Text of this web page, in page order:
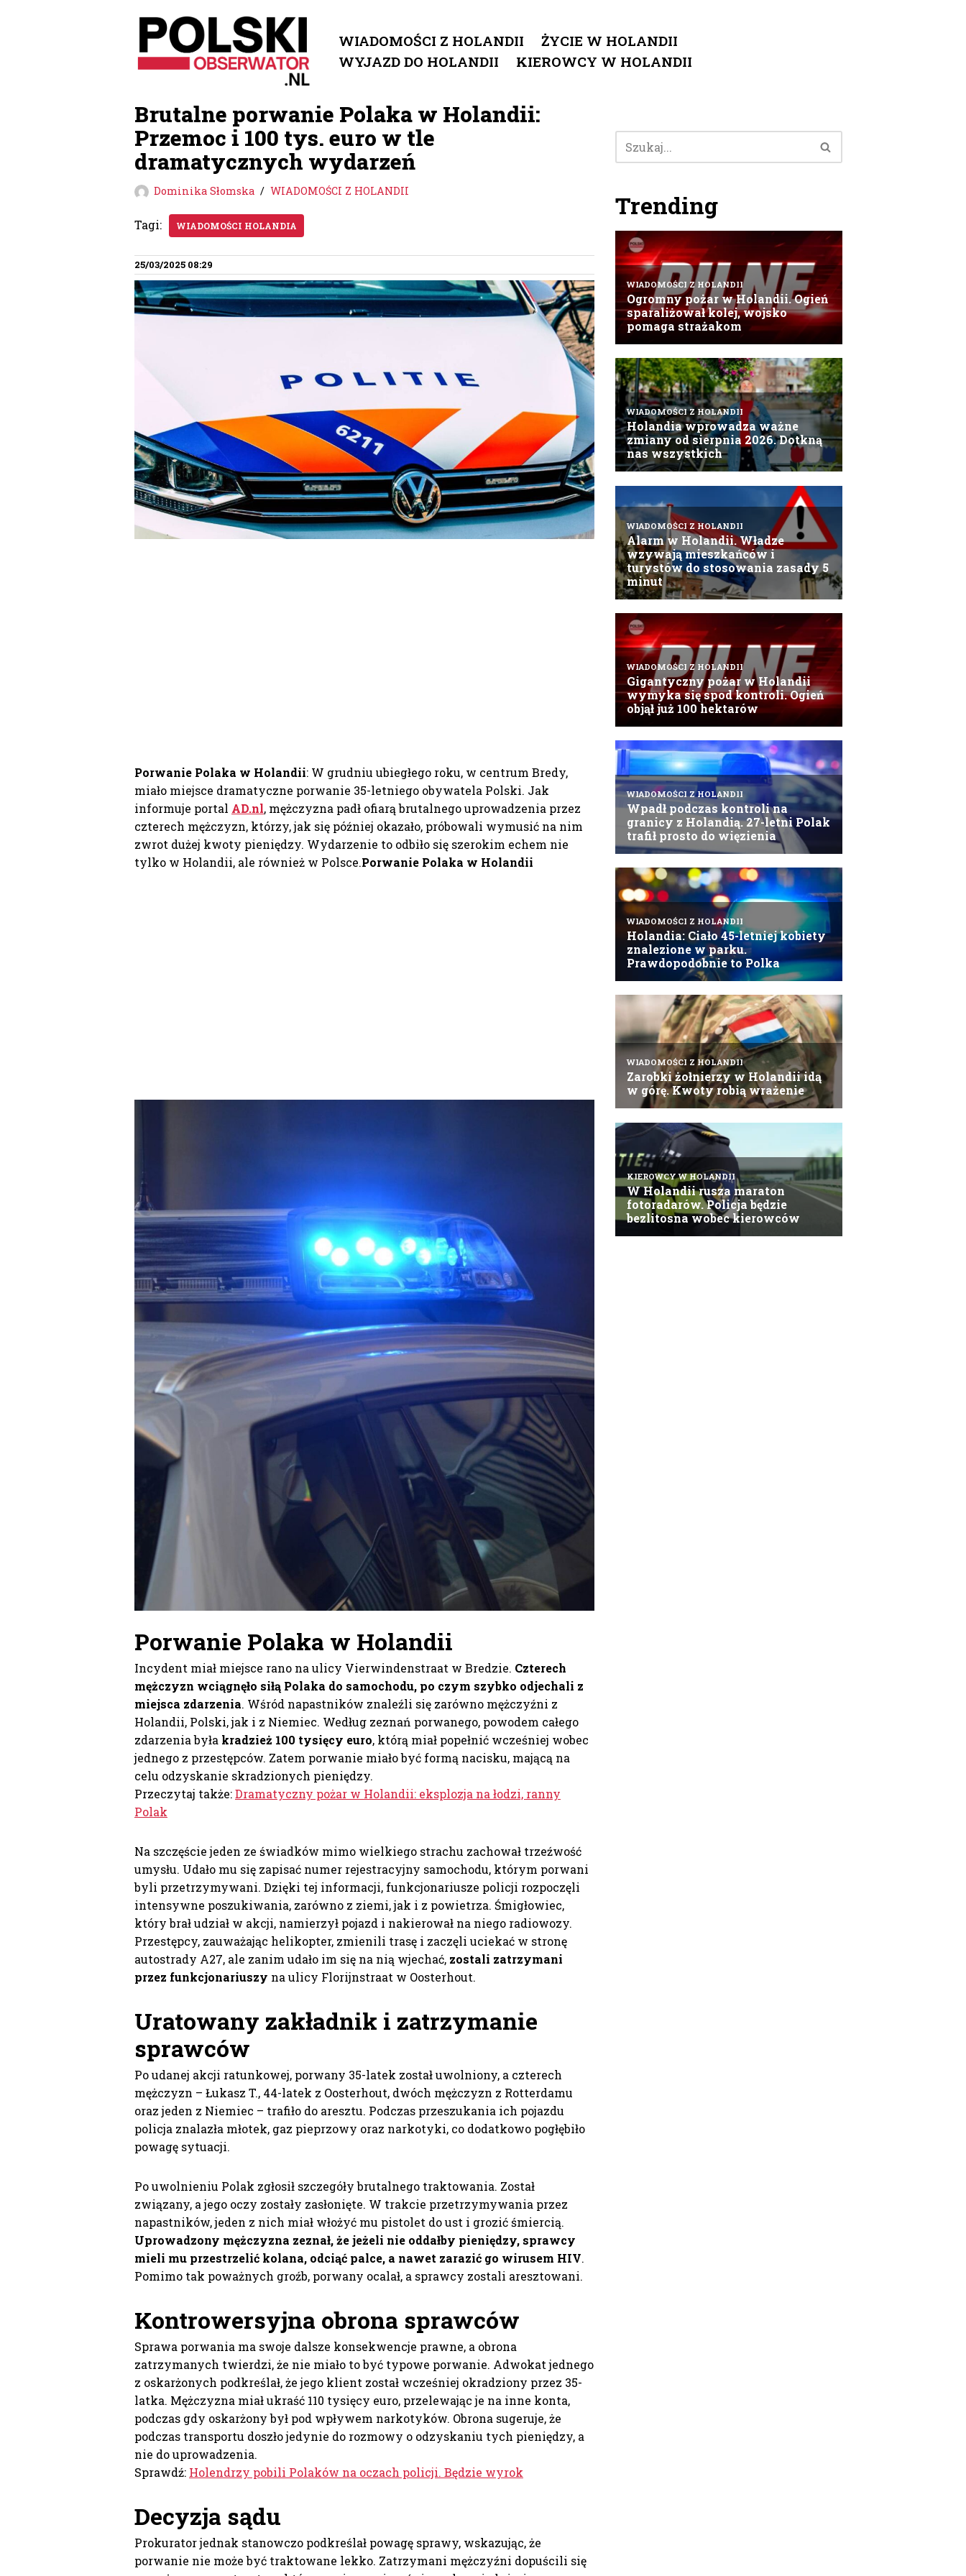
Przejdź
do
WIADOMOŚCI Z HOLANDII
ŻYCIE W HOLANDII
WYJAZD DO HOLANDII
KIEROWCY W HOLANDII
Brutalne porwanie Polaka w Holandii:
Przemoc i 100 tys. euro w tle
dramatycznych wydarzeń
Dominika Słomska WIADOMOŚCI Z HOLANDII
Tagi: WIADOMOŚCI HOLANDIA
25/03/2025 08:29
Porwanie Polaka w Holandii: W grudniu ubiegłego roku, w centrum Bredy,
miało miejsce dramatyczne porwanie 35-letniego obywatela Polski. Jak
informuje portal AD.nl, mężczyzna padł ofiarą brutalnego uprowadzenia przez
czterech mężczyzn, którzy, jak się później okazało, próbowali wymusić na nim
zwrot dużej kwoty pieniędzy. Wydarzenie to odbiło się szerokim echem nie
tylko w Holandii, ale również w Polsce.Porwanie Polaka w Holandii
Porwanie Polaka w Holandii
Incydent miał miejsce rano na ulicy Vierwindenstraat w Bredzie. Czterech
mężczyzn wciągnęło siłą Polaka do samochodu, po czym szybko odjechali z
miejsca zdarzenia. Wśród napastników znaleźli się zarówno mężczyźni z
Holandii, Polski, jak i z Niemiec. Według zeznań porwanego, powodem całego
zdarzenia była kradzież 100 tysięcy euro, którą miał popełnić wcześniej wobec
jednego z przestępców. Zatem porwanie miało być formą nacisku, mającą na
celu odzyskanie skradzionych pieniędzy.
Przeczytaj także:Dramatyczny pożar w Holandii: eksplozja na łodzi, ranny
Polak
Na szczęście jeden ze świadków mimo wielkiego strachu zachował trzeźwość
umysłu. Udało mu się zapisać numer rejestracyjny samochodu, którym porwani
byli przetrzymywani. Dzięki tej informacji, funkcjonariusze policji rozpoczęli
intensywne poszukiwania, zarówno z ziemi, jak i z powietrza. Śmigłowiec,
który brał udział w akcji, namierzył pojazd i nakierował na niego radiowozy.
Przestępcy, zauważając helikopter, zmienili trasę i zaczęli uciekać w stronę
autostrady A27, ale zanim udało im się na nią wjechać, zostali zatrzymani
przez funkcjonariuszy na ulicy Florijnstraat w Oosterhout.
Uratowany zakładnik i zatrzymanie
sprawców
Po udanej akcji ratunkowej, porwany 35-latek został uwolniony, a czterech
mężczyzn – Łukasz T., 44-latek z Oosterhout, dwóch mężczyzn z Rotterdamu
oraz jeden z Niemiec – trafiło do aresztu. Podczas przeszukania ich pojazdu
policja znalazła młotek, gaz pieprzowy oraz narkotyki, co dodatkowo pogłębiło
powagę sytuacji.
Po uwolnieniu Polak zgłosił szczegóły brutalnego traktowania. Został
związany, a jego oczy zostały zasłonięte. W trakcie przetrzymywania przez
napastników, jeden z nich miał włożyć mu pistolet do ust i grozić śmiercią.
Uprowadzony mężczyzna zeznał, że jeżeli nie oddałby pieniędzy, sprawcy
mieli mu przestrzelić kolana, odciąć palce, a nawet zarazić go wirusem HIV.
Pomimo tak poważnych groźb, porwany ocalał, a sprawcy zostali aresztowani.
Kontrowersyjna obrona sprawców
Sprawa porwania ma swoje dalsze konsekwencje prawne, a obrona
zatrzymanych twierdzi, że nie miało to być typowe porwanie. Adwokat jednego
z oskarżonych podkreślał, że jego klient został wcześniej okradziony przez 35-
latka. Mężczyzna miał ukraść 110 tysięcy euro, przelewając je na inne konta,
podczas gdy oskarżony był pod wpływem narkotyków. Obrona sugeruje, że
podczas transportu doszło jedynie do rozmowy o odzyskaniu tych pieniędzy, a
nie do uprowadzenia.
Sprawdź: Holendrzy pobili Polaków na oczach policji. Będzie wyrok
Decyzja sądu
Prokurator jednak stanowczo podkreślał powagę sprawy, wskazując, że
porwanie nie może być traktowane lekko. Zatrzymani mężczyźni dopuścili się
Trending